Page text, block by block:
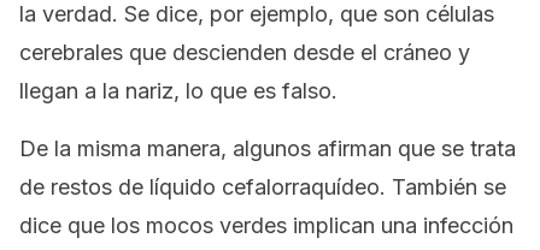
la verdad. Se dice, por ejemplo, que son células
cerebrales que descienden desde el cráneo y
llegan a la nariz, lo que es falso.
De la misma manera, algunos afirman que se trata
de restos de líquido cefalorraquídeo. También se
dice que los mocos verdes implican una infección